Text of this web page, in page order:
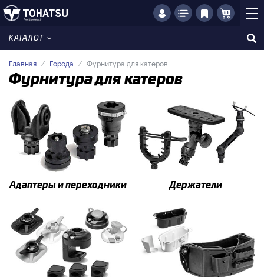
КАТАЛОГ
Главная Города Фурнитура для катеров
Фурнитура для катеров
Адаптеры и переходники Держатели